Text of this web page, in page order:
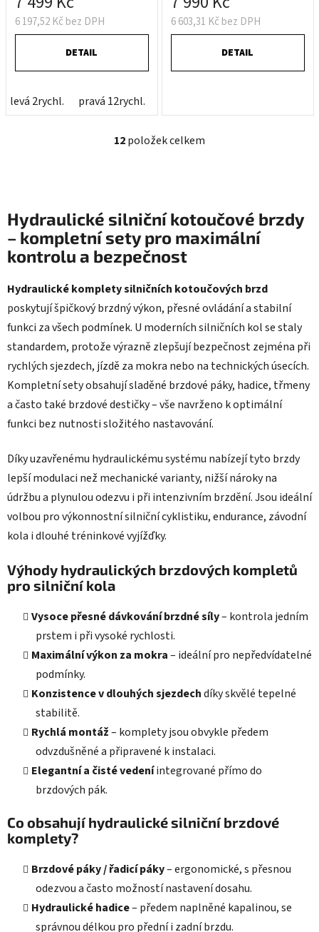
6 197,52 Kč bez DPH
DETAIL
levá 2rychl. pravá 12rychl.
6 603,31 Kč bez DPH
DETAIL
O
d
a
c
í
r
v
k
y
v
ý
p
i
u
12položek celkem
Hydraulické silniční kotoučové brzdy
– kompletní sety pro maximální
kontrolu a bezpečnost
Hydraulické komplety silničních kotoučových brzd
poskytují špičkový brzdný výkon, přesné ovládání a stabilní
funkci za všech podmínek. U moderních silničních kol se staly
standardem, protože výrazně zlepšují bezpečnost zejména při
rychlých sjezdech, jízdě za mokra nebo na technických úsecích.
Kompletní sety obsahují sladěné brzdové páky, hadice, třmeny
a často také brzdové destičky – vše navrženo k optimální
funkci bez nutnosti složitého nastavování.
Díky uzavřenému hydraulickému systému nabízejí tyto brzdy
lepší modulaci než mechanické varianty, nižší nároky na
údržbu a plynulou odezvu i při intenzivním brzdění. Jsou ideální
volbou pro výkonnostní silniční cyklistiku, endurance, závodní
kola i dlouhé tréninkové vyjížďky.
Výhody hydraulických brzdových kompletů
pro silniční kola
Vysoce přesné dávkování brzdné síly– kontrola jedním
prstem i při vysoké rychlosti.
Maximální výkon za mokra– ideální pro nepředvídatelné
podmínky.
Konzistence v dlouhých sjezdechdíky skvělé tepelné
stabilitě.
Rychlá montáž– komplety jsou obvykle předem
odvzdušněné a připravené k instalaci.
Elegantní a čisté vedeníintegrované přímo do
brzdových pák.
Co obsahují hydraulické silniční brzdové
komplety?
Brzdové páky / řadicí páky– ergonomické, s přesnou
odezvou a často možností nastavení dosahu.
Hydraulické hadice– předem naplněné kapalinou, se
správnou délkou pro přední i zadní brzdu.